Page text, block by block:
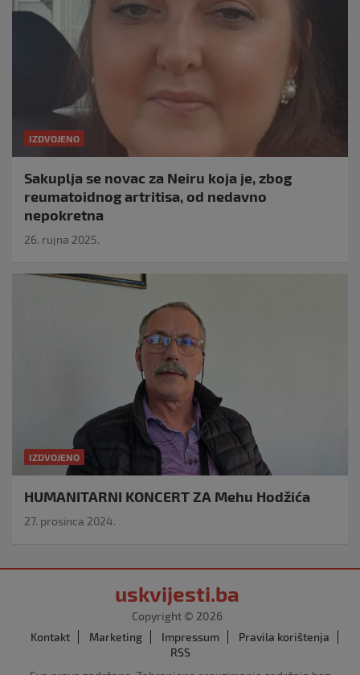
IZDVOJENO
Sakuplja se novac za Neiru koja je, zbog
reumatoidnog artritisa, od nedavno
nepokretna
26. rujna 2025.
IZDVOJENO
HUMANITARNI KONCERT ZA Mehu Hodžića
27. prosinca 2024.
uskvijesti.ba
Copyright © 2026
Kontakt
Marketing Impressum
Pravila korištenja
RSS